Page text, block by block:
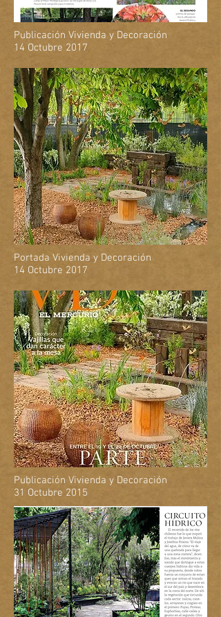
Publicación Vivienda y Decoración
31 Octubre 2015
Publicación Vivienda y Decoración
14 Octubre 2017
Portada Vivienda y Decoración
14 Octubre 2017